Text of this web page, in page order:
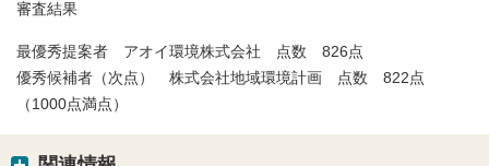
審査結果
最優秀提案者 アオイ環境株式会社 点数 826点
優秀候補者（次点） 株式会社地域環境計画 点数 822点
（1000点満点）